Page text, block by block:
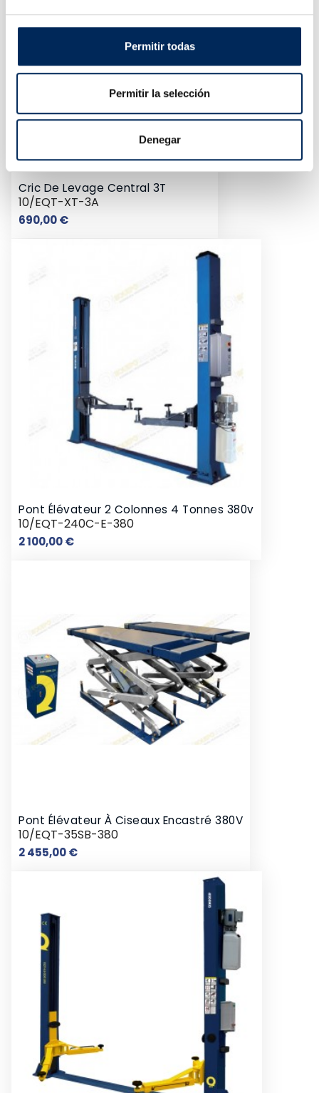
Permitir todas
Permitir la selección
Denegar
Cric De Levage Central 3T
10/EQT-XT-3A
690,00 €Prix
Pont Élévateur 2 Colonnes 4 Tonnes 380v
10/EQT-240C-E-380
2 100,00 €Prix
Pont Élévateur À Ciseaux Encastré 380V
10/EQT-35SB-380
2 455,00 €Prix